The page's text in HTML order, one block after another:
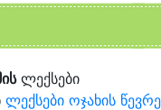
ლექსები
ლექსები ოჯახის